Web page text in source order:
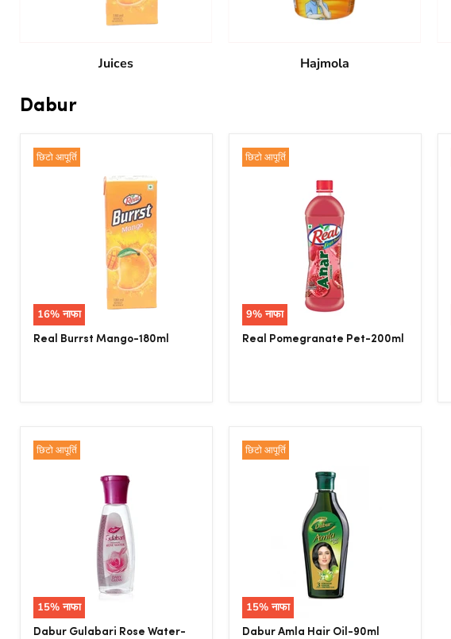
Juices Hajmola
Dabur
छिटो आपूर्ति
16% नाफा
Real Burrst Mango-180ml
छिटो आपूर्ति
9% नाफा
Real Pomegranate Pet-200ml
छिटो आपूर्ति
15% नाफा
Dabur Gulabari Rose Water-
छिटो आपूर्ति
15% नाफा
Dabur Amla Hair Oil-90ml